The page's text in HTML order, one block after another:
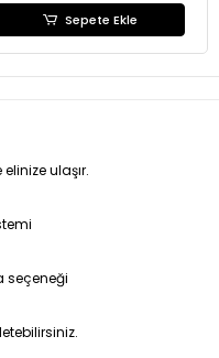
Sepete Ekle
ulaşır.
seçeneği